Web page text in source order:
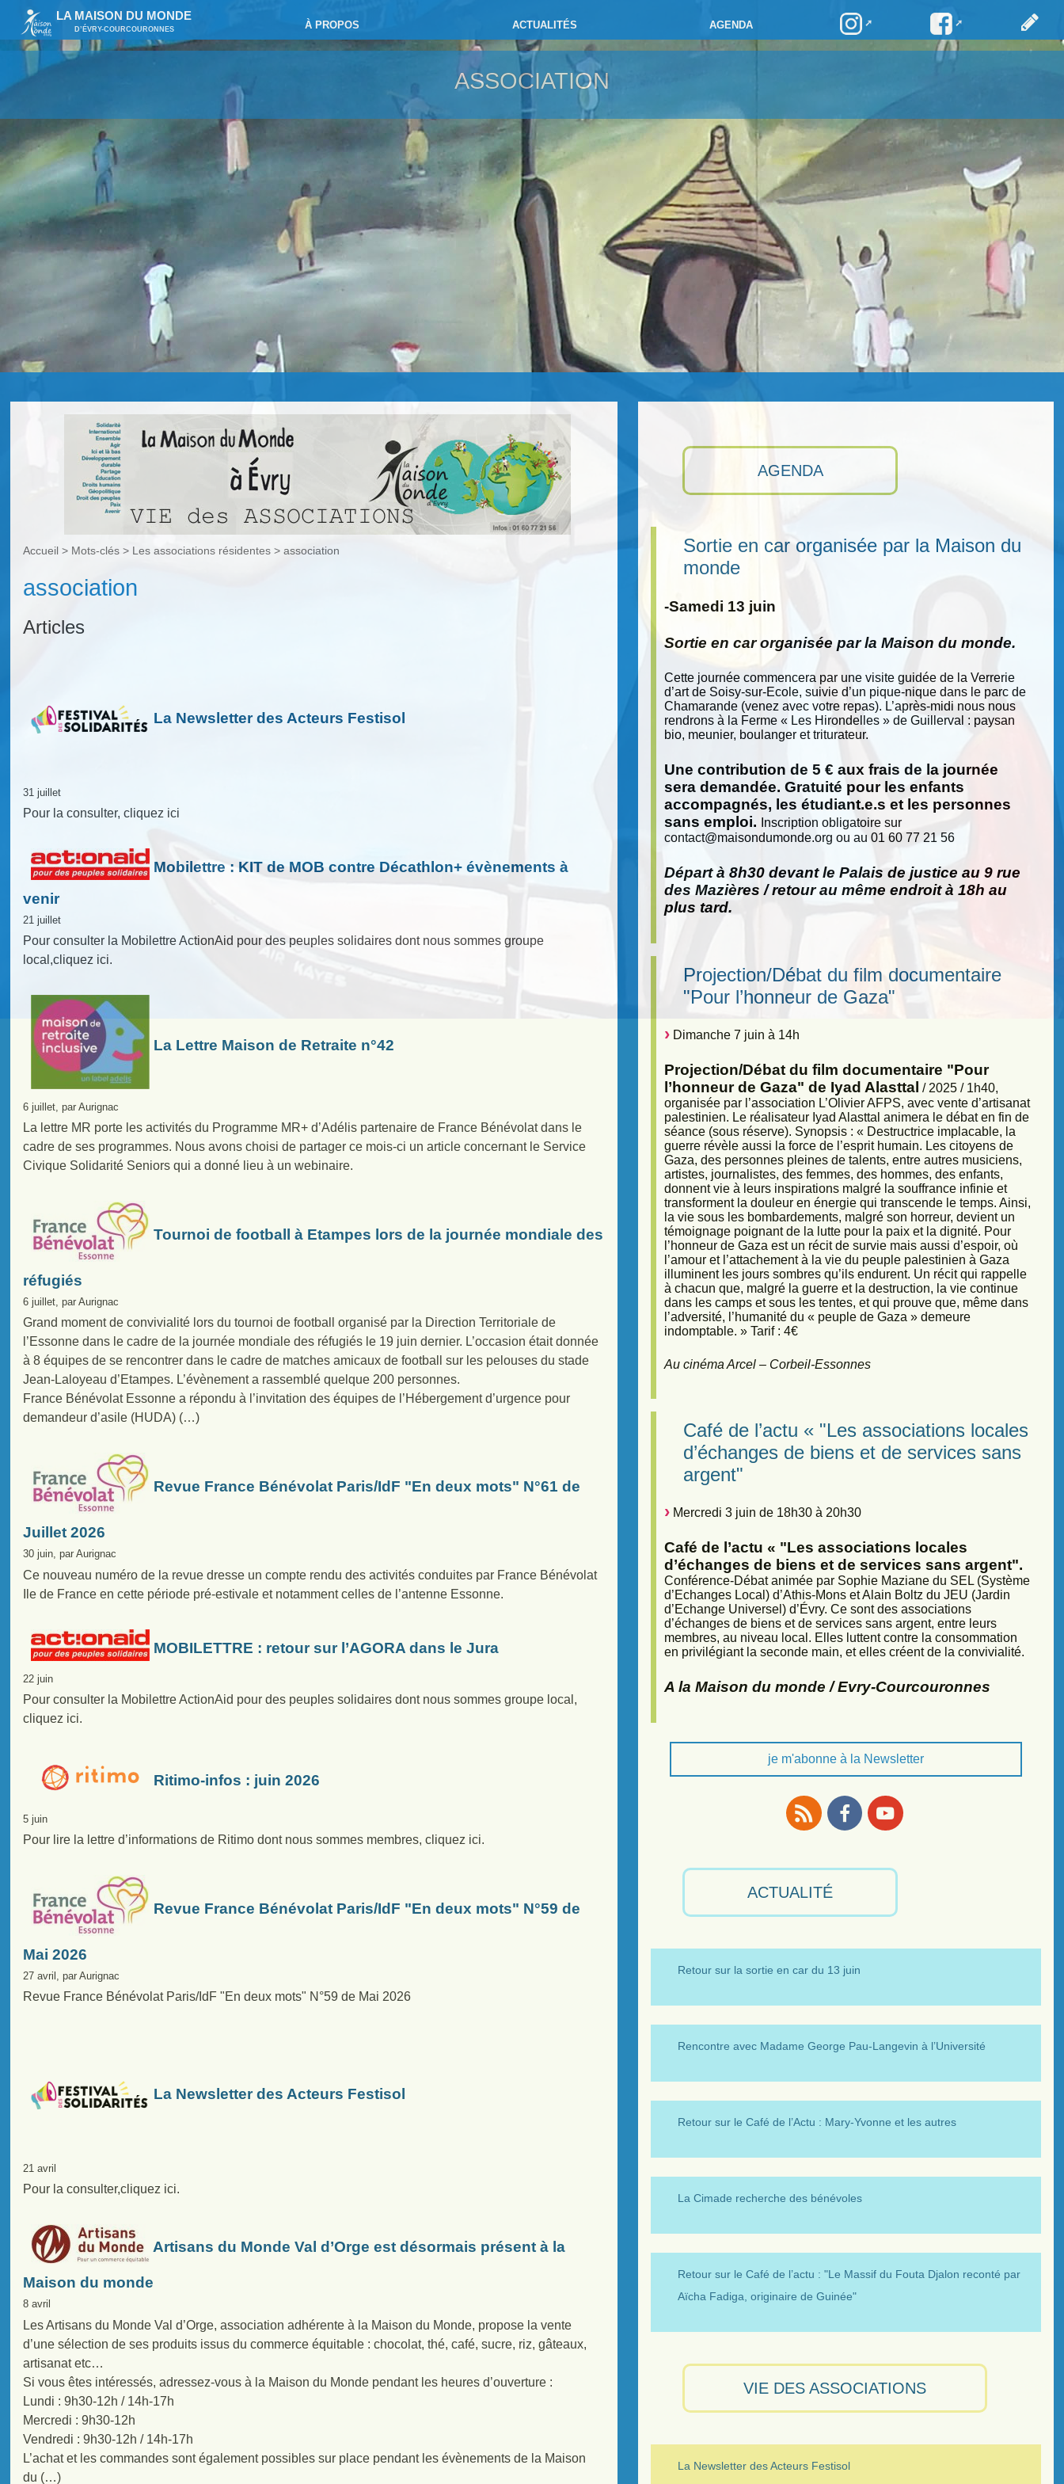
LA MAISON DU MONDE
D’ÉVRY-COURCOURONNES À PROPOS ACTUALITÉS AGENDA
ASSOCIATION
AGENDA
Sortie en car organisée par la Maison du
monde
-Samedi 13 juin
Sortie en car organisée par la Maison du monde.
Cette journée commencera par une visite guidée de la Verrerie
d’art de Soisy-sur-Ecole, suivie d’un pique-nique dans le parc de
Chamarande (venez avec votre repas). L’après-midi nous nous
rendrons à la Ferme « Les Hirondelles » de Guillerval : paysan
bio, meunier, boulanger et triturateur.
Une contribution de 5 € aux frais de la journée
sera demandée. Gratuité pour les enfants
accompagnés, les étudiant.e.s et les personnes
sans emploi.
Inscription obligatoire sur
contact@maisondumonde.org ou au 01 60 77 21 56
Départ à 8h30 devant le Palais de justice au 9 rue
des Mazières / retour au même endroit à 18h au
plus tard.
Projection/Débat du film documentaire
"Pour l’honneur de Gaza"
Dimanche 7 juin à 14h
Projection/Débat du film documentaire "Pour
l’honneur de Gaza" de Iyad Alasttal / 2025 / 1h40,
organisée par l’association L’Olivier AFPS, avec vente d’artisanat
palestinien. Le réalisateur Iyad Alasttal animera le débat en fin de
séance (sous réserve). Synopsis : « Destructrice implacable, la
guerre révèle aussi la force de l’esprit humain. Les citoyens de
Gaza, des personnes pleines de talents, entre autres musiciens,
artistes, journalistes, des femmes, des hommes, des enfants,
donnent vie à leurs inspirations malgré la souffrance infinie et
transforment la douleur en énergie qui transcende le temps. Ainsi,
la vie sous les bombardements, malgré son horreur, devient un
témoignage poignant de la lutte pour la paix et la dignité. Pour
l’honneur de Gaza est un récit de survie mais aussi d’espoir, où
l’amour et l’attachement à la vie du peuple palestinien à Gaza
illuminent les jours sombres qu’ils endurent. Un récit qui rappelle
à chacun que, malgré la guerre et la destruction, la vie continue
dans les camps et sous les tentes, et qui prouve que, même dans
l’adversité, l’humanité du « peuple de Gaza » demeure
indomptable. » Tarif : 4€
Au cinéma Arcel – Corbeil-Essonnes
Café de l’actu « "Les associations locales
d’échanges de biens et de services sans
argent"
Mercredi 3 juin de 18h30 à 20h30
Café de l’actu « "Les associations locales
d’échanges de biens et de services sans argent".
Conférence-Débat animée par Sophie Maziane du SEL (Système
d’Echanges Local) d’Athis-Mons et Alain Boltz du JEU (Jardin
d’Echange Universel) d’Évry. Ce sont des associations
d’échanges de biens et de services sans argent, entre leurs
membres, au niveau local. Elles luttent contre la consommation
en privilégiant la seconde main, et elles créent de la convivialité.
A la Maison du monde / Evry-Courcouronnes
je m'abonne à la Newsletter
ACTUALITÉ
Retour sur la sortie en car du 13 juin
Rencontre avec Madame George Pau-Langevin à l’Université
Retour sur le Café de l’Actu : Mary-Yvonne et les autres
La Cimade recherche des bénévoles
Retour sur le Café de l’actu : "Le Massif du Fouta Djalon reconté par
Aïcha Fadiga, originaire de Guinée"
VIE DES ASSOCIATIONS
La Newsletter des Acteurs Festisol
Accueil > Mots-clés > Les associations résidentes >association
association
Articles
La Newsletter des Acteurs Festisol
31 juillet
Pour la consulter, cliquez ici
Mobilettre : KIT de MOB contre Décathlon+ évènements à
venir
21 juillet
Pour consulter la Mobilettre ActionAid pour des peuples solidaires dont nous sommes groupe
local,cliquez ici.
La Lettre Maison de Retraite n°42
6 juillet, par Aurignac
La lettre MR porte les activités du Programme MR+ d’Adélis partenaire de France Bénévolat dans le
cadre de ses programmes. Nous avons choisi de partager ce mois-ci un article concernant le Service
Civique Solidarité Seniors qui a donné lieu à un webinaire.
Tournoi de football à Etampes lors de la journée mondiale des
réfugiés
6 juillet, par Aurignac
Grand moment de convivialité lors du tournoi de football organisé par la Direction Territoriale de
l’Essonne dans le cadre de la journée mondiale des réfugiés le 19 juin dernier. L’occasion était donnée
à 8 équipes de se rencontrer dans le cadre de matches amicaux de football sur les pelouses du stade
Jean-Laloyeau d’Etampes. L’évènement a rassemblé quelque 200 personnes.
France Bénévolat Essonne a répondu à l’invitation des équipes de l’Hébergement d’urgence pour
demandeur d’asile (HUDA) (…)
Revue France Bénévolat Paris/IdF "En deux mots" N°61 de
Juillet 2026
30 juin, par Aurignac
Ce nouveau numéro de la revue dresse un compte rendu des activités conduites par France Bénévolat
Ile de France en cette période pré-estivale et notamment celles de l’antenne Essonne.
MOBILETTRE : retour sur l’AGORA dans le Jura
22 juin
Pour consulter la Mobilettre ActionAid pour des peuples solidaires dont nous sommes groupe local,
cliquez ici.
Ritimo-infos : juin 2026
5 juin
Pour lire la lettre d’informations de Ritimo dont nous sommes membres, cliquez ici.
Revue France Bénévolat Paris/IdF "En deux mots" N°59 de
Mai 2026
27 avril, par Aurignac
Revue France Bénévolat Paris/IdF "En deux mots" N°59 de Mai 2026
La Newsletter des Acteurs Festisol
21 avril
Pour la consulter,cliquez ici.
Artisans du Monde Val d’Orge est désormais présent à la
Maison du monde
8 avril
Les Artisans du Monde Val d’Orge, association adhérente à la Maison du Monde, propose la vente
d’une sélection de ses produits issus du commerce équitable : chocolat, thé, café, sucre, riz, gâteaux,
artisanat etc…
Si vous êtes intéressés, adressez-vous à la Maison du Monde pendant les heures d’ouverture :
Lundi : 9h30-12h / 14h-17h
Mercredi : 9h30-12h
Vendredi : 9h30-12h / 14h-17h
L’achat et les commandes sont également possibles sur place pendant les évènements de la Maison
du (…)